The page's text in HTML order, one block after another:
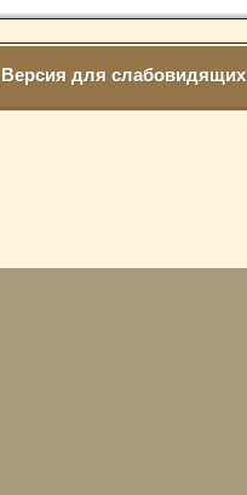
Версия для слабовидящих